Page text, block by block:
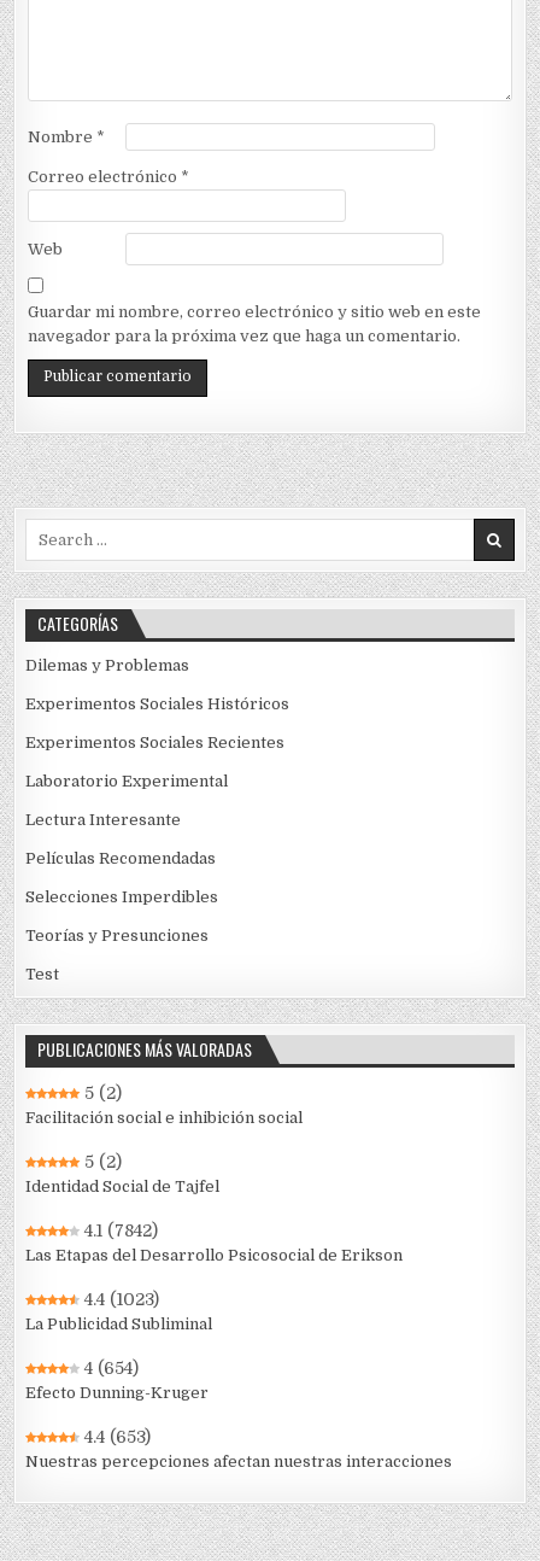
Nombre *
Correo electrónico *
Web
Guardar mi nombre, correo electrónico y sitio web en este
navegador para la próxima vez que haga un comentario.
CATEGORÍAS
Dilemas y Problemas
Experimentos Sociales Históricos
Experimentos Sociales Recientes
Laboratorio Experimental
Lectura Interesante
Películas Recomendadas
Selecciones Imperdibles
Teorías y Presunciones
Test
PUBLICACIONES MÁS VALORADAS
5 (2)
Facilitación social e inhibición social
5 (2)
Identidad Social de Tajfel
4.1 (7842)
Las Etapas del Desarrollo Psicosocial de Erikson
4.4 (1023)
La Publicidad Subliminal
4 (654)
Efecto Dunning-Kruger
4.4 (653)
Nuestras percepciones afectan nuestras interacciones